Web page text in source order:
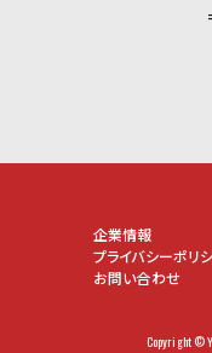
企業情報
プライバシーポリ
お問い合わせ
Copyright ©